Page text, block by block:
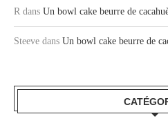
R dans Un bowl cake beurre de
Steeve dans Un bowl cake beurre de